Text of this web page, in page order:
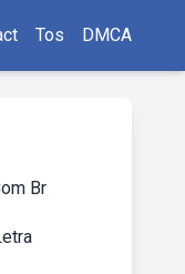
Tos DMCA
Br